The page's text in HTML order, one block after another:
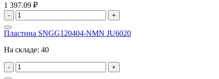
1 397.09 ₽
- +
Пластина SNGG120404-NMN JU6020
На складе: 40
- +